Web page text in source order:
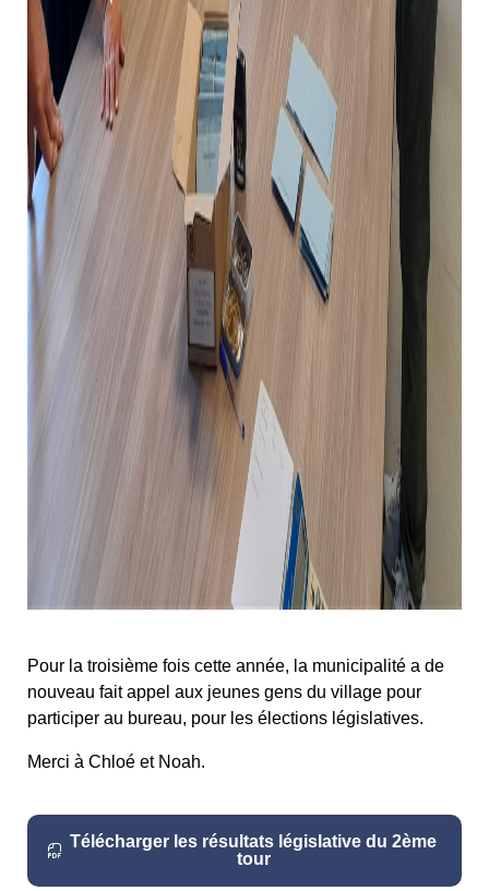
Pour la troisième fois cette année, la municipalité a de
nouveau fait appel aux jeunes gens du village pour
participer au bureau, pour les élections législatives.
Merci à Chloé et Noah.
Télécharger les résultats législative du 2ème
tour